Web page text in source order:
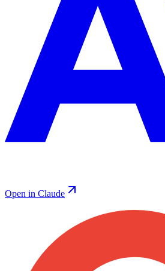
Open in Claude